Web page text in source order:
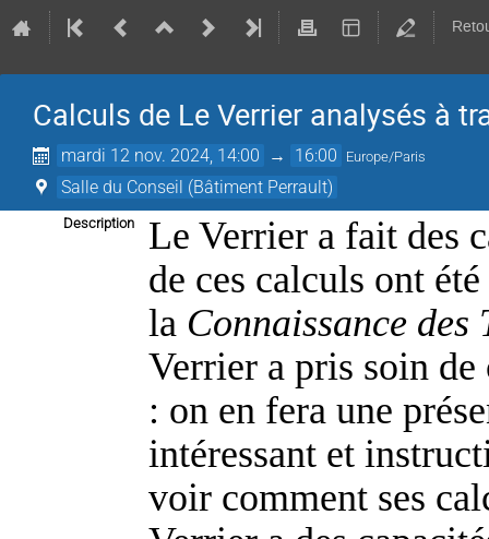
Calculs de Le Verrier analysés à
mardi 12 nov. 2024, 14:00 → 16:00 Europe/Paris
Salle du Conseil (Bâtiment Perrault)
Description
Le Verrier a fait des
de ces calculs ont
la Connaissance des
Verrier a pris soin de
: on en fera une
intéressant et
voir comment ses